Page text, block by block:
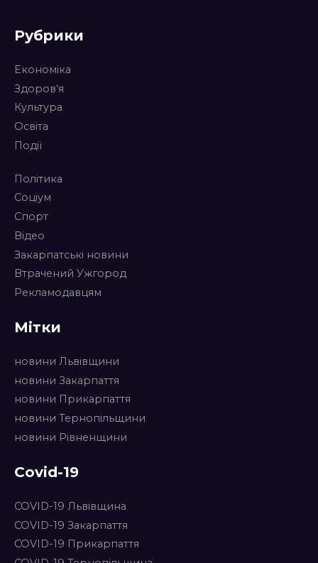
Рубрики
Економіка
Здоров’я
Культура
Освіта
Події
Політика
Соціум
Спорт
Відео
Закарпатські новини
Втрачений Ужгород
Рекламодавцям
Мітки
новини Львівщини
новини Закарпаття
новини Прикарпаття
новини Тернопільщини
новини Рівненщини
Covid-19
COVID-19 Львівщина
COVID-19 Закарпаття
COVID-19 Прикарпаття